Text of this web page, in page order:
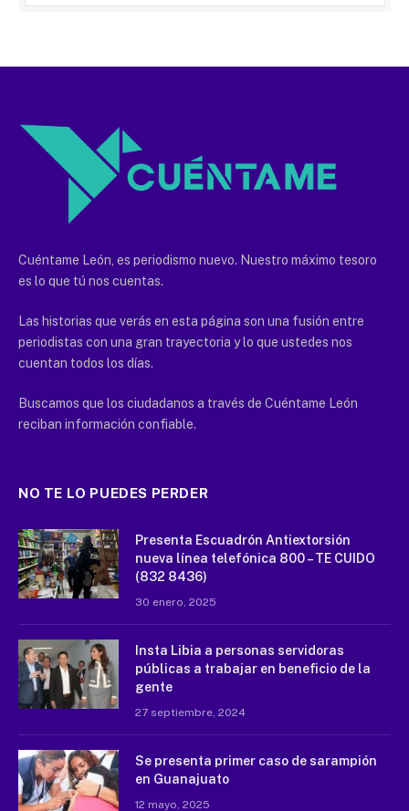
Cuéntame León, es periodismo nuevo. Nuestro máximo tesoro
es lo que tú nos cuentas.
Las historias que verás en esta página son una fusión entre
periodistas con una gran trayectoria y lo que ustedes nos
cuentan todos los días.
Buscamos que los ciudadanos a través de Cuéntame León
reciban información confiable.
NO TE LO PUEDES PERDER
Presenta Escuadrón Antiextorsión
nueva línea telefónica 800 – TE CUIDO
(832 8436)
30 enero, 2025
Insta Libia a personas servidoras
públicas a trabajar en beneficio de la
gente
27 septiembre, 2024
Se presenta primer caso de sarampión
en Guanajuato
12 mayo, 2025